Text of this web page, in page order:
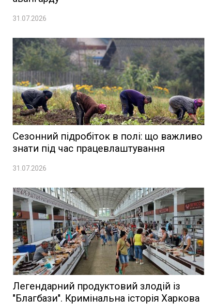
31.07.2026
Сезонний підробіток в полі: що важливо
знати під час працевлаштування
31.07.2026
Легендарний продуктовий злодій із
"Благбази". Кримінальна історія Харкова